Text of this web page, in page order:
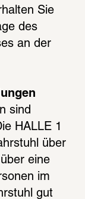
Sie
des
an der
sind
HALLE 1
über
eine
im
gut